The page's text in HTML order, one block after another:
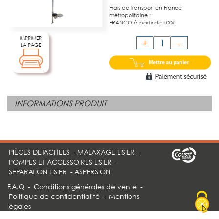
Frais de transport en France
métropolitaine :
FRANCO à partir de 100€
+ -
IMPRIMER
LA PAGE
INFORMATIONS PRODUIT
PIÈCES DETACHEES - MALAXAGE LISIER -
POMPES ET ACCESSOIRES LISIER -
SEPARATION LISIER - ASPERSION
F.A.Q - Conditions générales de vente -
Politique de confidentialité - Mentions
légales